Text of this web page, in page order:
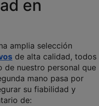
en
amplia selección
de alta calidad, todos
de nuestro personal que
mano pasa por
su fiabilidad y
de: